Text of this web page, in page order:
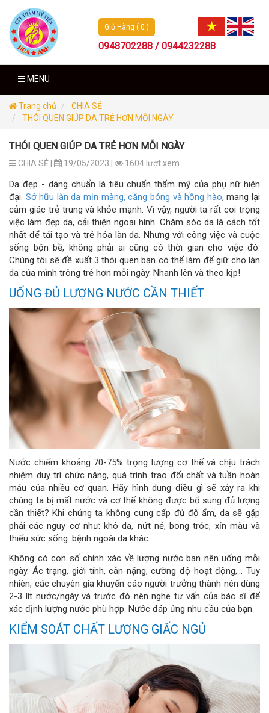
Giỏ Hàng ( 0 )
0948702288 / 0944232288
MENU
Trang chủ
CHIA SẺ
THÓI QUEN GIÚP DA TRẺ HƠN MỖI NGÀY
THÓI QUEN GIÚP DA TRẺ HƠN MỖI NGÀY
CHIA SẺ | 19/05/2023 | 1604 lượt xem
Da đẹp - dáng chuẩn là tiêu chuẩn thẩm mỹ của phụ nữ hiện
đại. Sở hữu làn da mịn màng, căng bóng và hồng hào, mang lại
cảm giác trẻ trung và khỏe mạnh. Vì vậy, người ta rất coi trọng
việc làm đẹp da, cải thiện ngoại hình. Chăm sóc da là cách tốt
nhất để tái tạo và trẻ hóa làn da. Nhưng với công việc và cuộc
sống bộn bề, không phải ai cũng có thời gian cho việc đó.
Chúng tôi sẽ đề xuất 3 thói quen bạn có thể làm để giữ cho làn
da của mình trông trẻ hơn mỗi ngày. Nhanh lên và theo kịp!
UỐNG ĐỦ LƯỢNG NƯỚC CẦN THIẾT
Nước chiếm khoảng 70-75% trọng lượng cơ thể và chịu trách
nhiệm duy trì chức năng, quá trình trao đổi chất và tuần hoàn
máu của nhiều cơ quan. Hãy hình dung điều gì sẽ xảy ra khi
chúng ta bị mất nước và cơ thể không được bổ sung đủ lượng
cần thiết? Khi chúng ta không cung cấp đủ độ ẩm, da sẽ gặp
phải các nguy cơ như: khô da, nứt nẻ, bong tróc, xỉn màu và
thiếu sức sống. bệnh ngoài da khác.
Không có con số chính xác về lượng nước bạn nên uống mỗi
ngày. Ác trạng, giới tính, cân nặng, cường độ hoạt động,… Tuy
nhiên, các chuyên gia khuyến cáo người trưởng thành nên dùng
2-3 lít nước/ngày và trước đó nên nghe tư vấn của bác sĩ để
xác định lượng nước phù hợp. Nước đáp ứng nhu cầu của bạn.
KIỂM SOÁT CHẤT LƯỢNG GIẤC NGỦ